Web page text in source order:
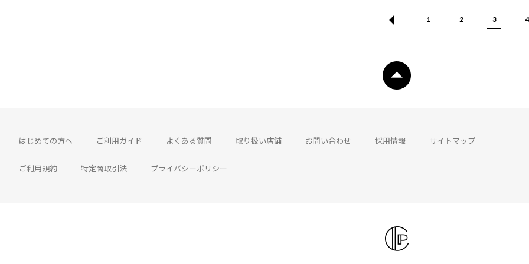
1 2 3 4
はじめての方へ ご利用ガイド よくある質問 取り扱い店舗 お問い合わせ 採用情報 サイトマップ
ご利用規約 特定商取引法 プライバシーポリシー